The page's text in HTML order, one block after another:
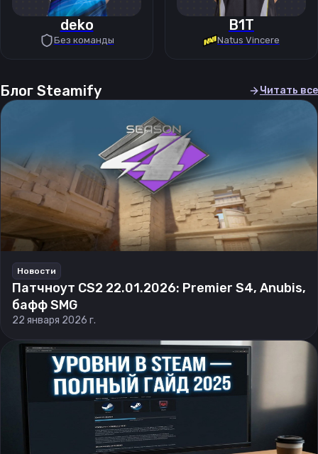
deko
Без команды
B1T
Natus Vincere
Блог Steamify Читать все
Новости
Патчноут CS2 22.01.2026: Premier S4, Anubis,
бафф SMG
22 января 2026 г.